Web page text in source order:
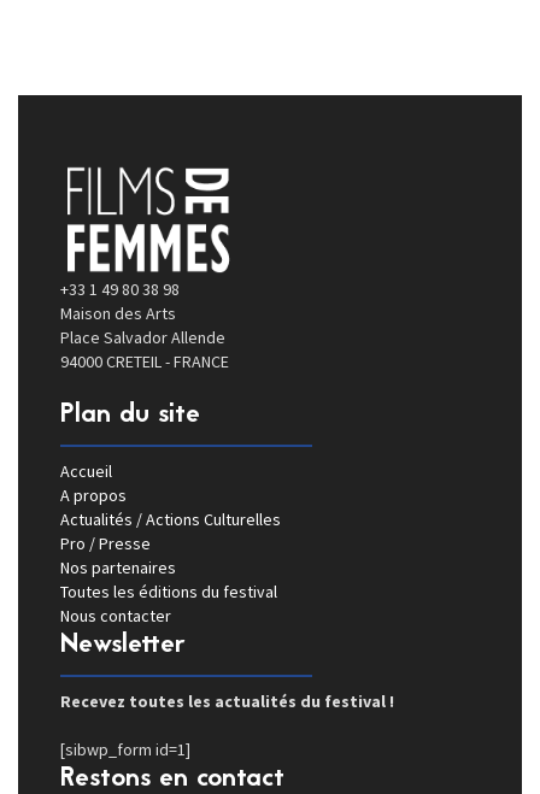
+33 1 49 80 38 98
Maison des Arts
Place Salvador Allende
94000 CRETEIL - FRANCE
Plan du site
Accueil
A propos
Actualités / Actions Culturelles
Pro / Presse
Nos partenaires
Toutes les éditions du festival
Nous contacter
Newsletter
Recevez toutes les actualités du festival !
[sibwp_form id=1]
Restons en contact